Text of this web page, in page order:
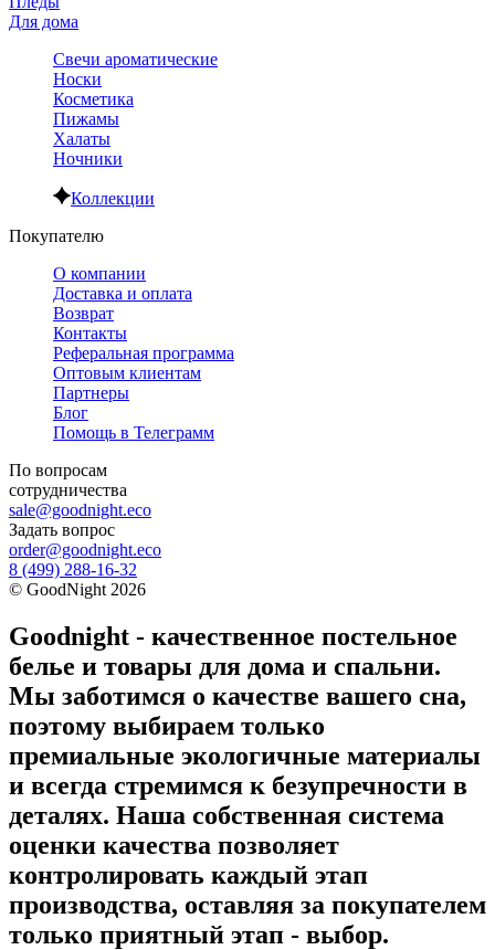
Для дома
Свечи ароматические
Носки
Косметика
Пижамы
Халаты
Ночники
Коллекции
Покупателю
О компании
Доставка и оплата
Возврат
Контакты
Реферальная программа
Оптовым клиентам
Партнеры
Блог
Помощь в Телеграмм
По вопросам
сотрудничества
sale@goodnight.eco
Задать вопрос
order@goodnight.eco
8 (499) 288-16-32
© GoodNight 2026
Goodnight - качественное постельное
белье и товары для дома и спальни.
Мы заботимся о качестве вашего сна,
поэтому выбираем только
премиальные экологичные материалы
и всегда стремимся к безупречности в
деталях. Наша собственная система
оценки качества позволяет
контролировать каждый этап
производства, оставляя за покупателем
только приятный этап - выбор.